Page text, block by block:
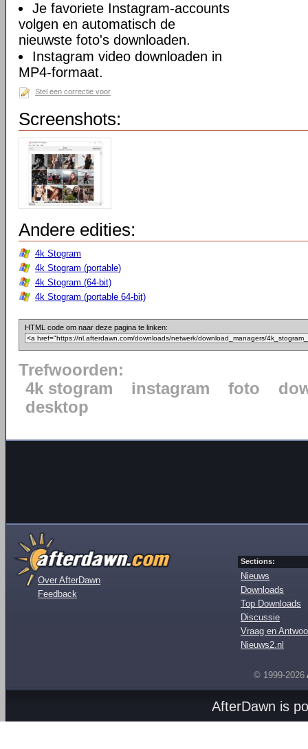
Je favoriete Instagram-accounts
volgen en automatisch de
nieuwste foto's downloaden.
Instagram video downloaden in
MP4-formaat.
Stel een correctie voor
Screenshots:
Andere edities:
4k Stogram
4k Stogram (portable)
4k Stogram (64-bit)
4k Stogram (portable 64-bit)
HTML code om naar deze pagina te linken:
Trefwoorden:
4k stogram
instagram foto
desktop
Over AfterDawn
Feedback
Sections:
Nieuws
Downloads
Top Downloads
Discussie
Vraag en
Nieuws2.nl
© 1999-2026
AfterDawn is